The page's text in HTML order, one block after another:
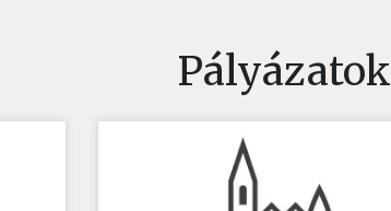
Pályázatok